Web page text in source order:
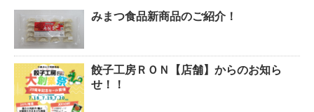
みまつ食品新商品のご紹介！
餃子工房ＲＯＮ【店舗】からのお知ら
せ！！